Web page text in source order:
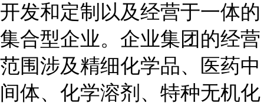
开发和定制以及经营于一体的
集合型企业。企业集团的经营
范围涉及精细化学品、医药中
间体、化学溶剂、特种无机化